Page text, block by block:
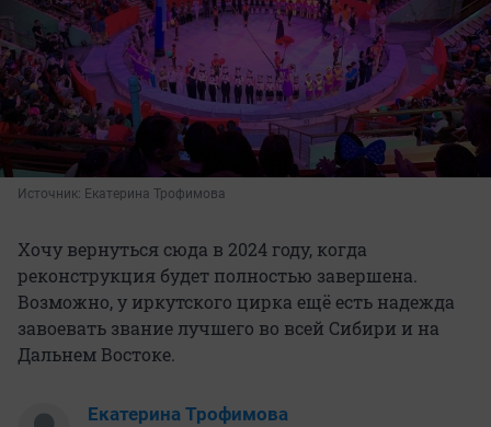
Источник: Екатерина Трофимова
Хочу вернуться сюда в 2024 году, когда
реконструкция будет полностью завершена.
Возможно, у иркутского цирка ещё есть надежда
завоевать звание лучшего во всей Сибири и на
Дальнем Востоке.
Екатерина Трофимова